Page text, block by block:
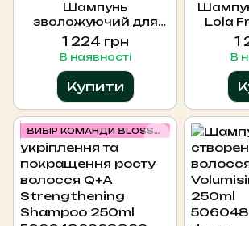
Шампунь
зволожуючий для
кучерявого волосся
Lola From Rio Meu
1 224 грн
В наявності
Купити
Lola
1
В
ВИБІР КОМАНДИ BLOSSOM